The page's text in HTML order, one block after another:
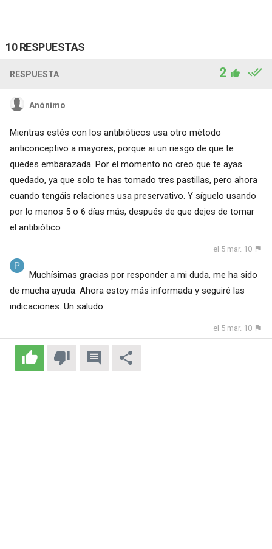
10 RESPUESTAS
RESPUESTA 2
Anónimo
Mientras estés con los antibióticos usa otro método
anticonceptivo a mayores, porque ai un riesgo de que te
quedes embarazada. Por el momento no creo que te ayas
quedado, ya que solo te has tomado tres pastillas, pero ahora
cuando tengáis relaciones usa preservativo. Y síguelo usando
por lo menos 5 o 6 días más, después de que dejes de tomar
el antibiótico
el 5 mar. 10
Muchísimas gracias por responder a mi duda, me ha sido
de mucha ayuda. Ahora estoy más informada y seguiré las
indicaciones. Un saludo.
el 5 mar. 10